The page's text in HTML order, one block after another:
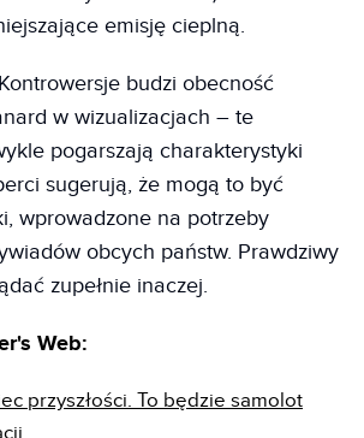
emisję cieplną.
budzi obecność
w wizualizacjach – te
pogarszają charakterystyki
sugerują, że mogą to być
wprowadzone na potrzeby
obcych państw. Prawdziwy
zupełnie inaczej.
Web:
przyszłości. To będzie samolot